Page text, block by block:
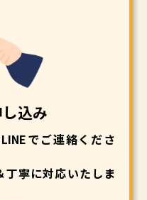
込み
でご連絡くださ
丁寧に対応いたしま